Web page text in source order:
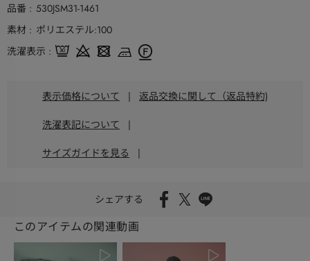
品番
530JSM31-1461
素材
ポリエステル:100
洗濯表示
表示価格について | 返品交換に関して（返品特約)
洗濯表記について |
サイズガイドを見る |
シェアする
このアイテムの関連動画